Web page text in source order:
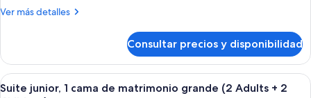
cama
grande
(2
Adults
Ver más detalles
Más
junior,
cama
Consultar precios y disponibilidad
Abrir
Una habitación de hotel moderna
4
Suite junior, 1 cama de matrimonio grande (2 Adults + 2